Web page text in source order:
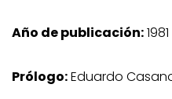
Año de publicación:1981
Prólogo:Eduardo